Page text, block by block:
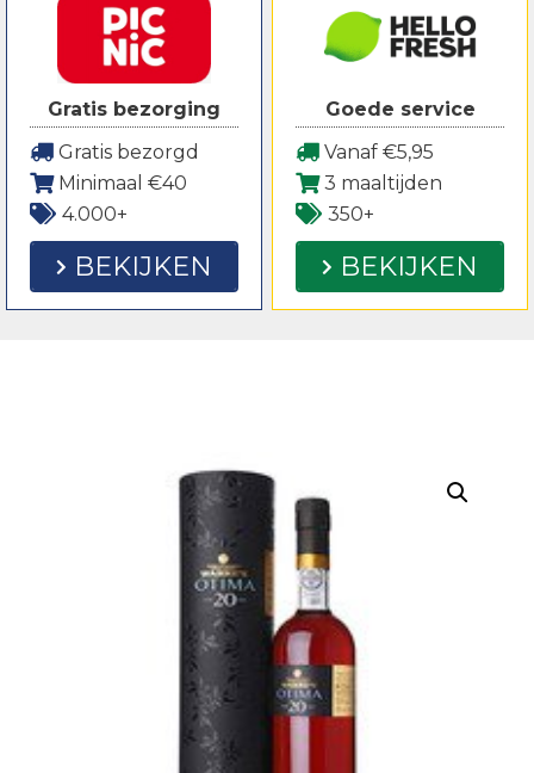
Gratis bezorging
Gratis bezorgd
Minimaal €40
4.000+
BEKIJKEN
Goede service
Vanaf €5,95
3 maaltijden
350+
BEKIJKEN